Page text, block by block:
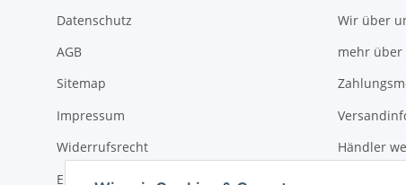
Datenschutz
AGB
Sitemap
Impressum
Widerrufsrecht
Erklärung zur Barrierefreiheit
Wir über
mehr über
Händler